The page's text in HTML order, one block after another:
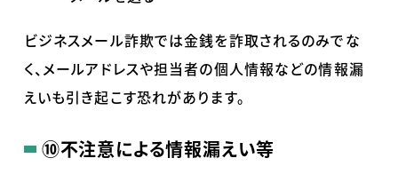
ビジネスメール詐欺では金銭を詐取されるのみでな
く、メールアドレスや担当者の個人情報などの情報漏
えいも引き起こす恐れがあります。
⑩不注意による情報漏えい等